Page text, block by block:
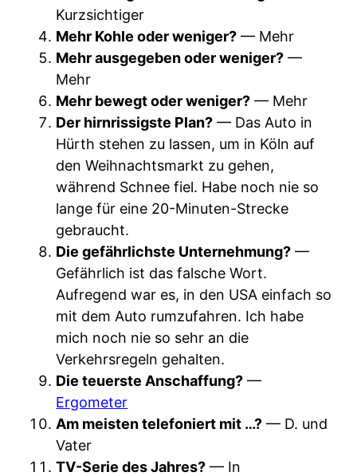
Kurzsichtiger
Mehr Kohle oder weniger? — Mehr
Mehr ausgegeben oder weniger? —
Mehr
Mehr bewegt oder weniger? — Mehr
Der hirnrissigste Plan? — Das Auto in
Hürth stehen zu lassen, um in Köln auf
den Weihnachtsmarkt zu gehen,
während Schnee fiel. Habe noch nie so
lange für eine 20-Minuten-Strecke
gebraucht.
Die gefährlichste Unternehmung? —
Gefährlich ist das falsche Wort.
Aufregend war es, in den USA einfach so
mit dem Auto rumzufahren. Ich habe
mich noch nie so sehr an die
Verkehrsregeln gehalten.
Die teuerste Anschaffung? —
Ergometer
Am meisten telefoniert mit …? — D. und
Vater
TV-Serie des Jahres? — In